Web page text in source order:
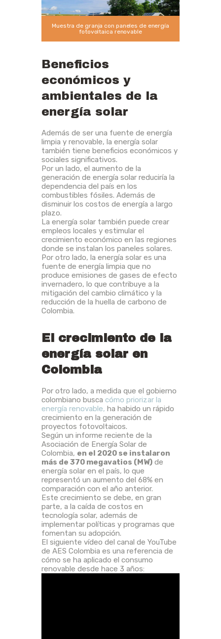
Muestra de granja con paneles de energía
fotovoltaica renovable
Beneficios
económicos y
ambientales de la
energía solar
Además de ser una fuente de energía
limpia y renovable, la energía solar
también tiene beneficios económicos y
sociales significativos.
Por un lado, el aumento de la
generación de energía solar reduciría la
dependencia del país en los
combustibles fósiles. Además de
disminuir los costos de energía a largo
plazo.
La energía solar también puede crear
empleos locales y estimular el
crecimiento económico en las regiones
donde se instalan los paneles solares.
Por otro lado, la energía solar es una
fuente de energía limpia que no
produce emisiones de gases de efecto
invernadero, lo que contribuye a la
mitigación del cambio climático y la
reducción de la huella de carbono de
Colombia.
El crecimiento de la
energía solar en
Colombia
Por otro lado, a medida que el gobierno
colombiano busca cómo priorizar la
energía renovable, ha habido un rápido
crecimiento en la generación de
proyectos fotovoltaicos.
Según un informe reciente de la
Asociación de Energía Solar de
Colombia, en el 2020 se instalaron
más de 370 megavatios (MW) de
energía solar en el país, lo que
representó un aumento del 68% en
comparación con el año anterior.
Este crecimiento se debe, en gran
parte, a la caída de costos en
tecnología solar, además de
implementar políticas y programas que
fomentan su adopción.
El siguiente vídeo del canal de YouTube
de AES Colombia es una referencia de
cómo se ha aplicado el consumo
renovable desde hace 3 años: